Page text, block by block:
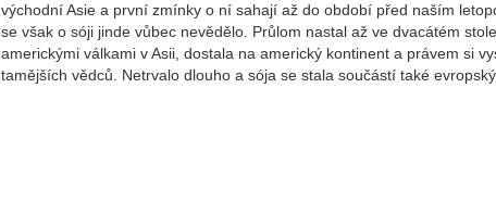
východní Asie a první zmínky o ní sahají až do období před naším
se však o sóji jinde vůbec nevědělo. Průlom nastal až ve dvacátém
americkými válkami v Asii, dostala na americký kontinent a právem si
tamějších vědců. Netrvalo dlouho a sója se stala součástí také